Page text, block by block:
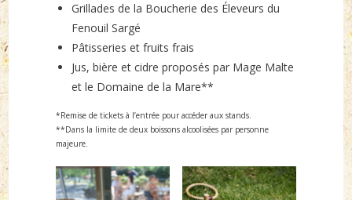
Grillades de la Boucherie des Éleveurs du
Fenouil Sargé
Pâtisseries et fruits frais
Jus, bière et cidre proposés par Mage Malte
et le Domaine de la Mare**
*Remise de tickets à l’entrée pour accéder aux stands.
**Dans la limite de deux boissons alcoolisées par personne
majeure.